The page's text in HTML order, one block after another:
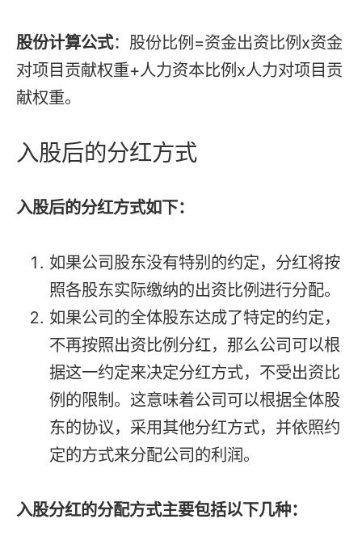
股份计算公式：股份比例=资金出资比例x资金
对项目贡献权重+人力资本比例x人力对项目贡
献权重。
入股后的分红方式
入股后的分红方式如下：
如果公司股东没有特别的约定，分红将按
照各股东实际缴纳的出资比例进行分配。
如果公司的全体股东达成了特定的约定，
不再按照出资比例分红，那么公司可以根
据这一约定来决定分红方式，不受出资比
例的限制。这意味着公司可以根据全体股
东的协议，采用其他分红方式，并依照约
定的方式来分配公司的利润。
入股分红的分配方式主要包括以下几种：